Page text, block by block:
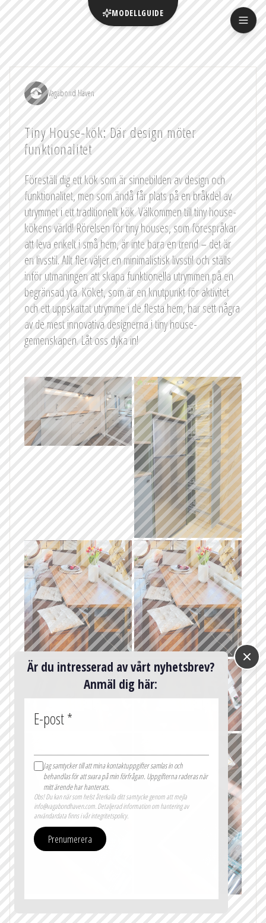
Vagabond Haven
Tiny House-kök: Där design möter
funktionalitet
Föreställ dig ett kök som är sinnebilden av design och
funktionalitet, men som ändå får plats på en bråkdel av
utrymmet i ett traditionellt kök. Välkommen till tiny house-
kökens värld! Rörelsen för tiny houses, som förespråkar
att leva enkelt i små hem, är inte bara en trend – det är
en livsstil. Allt fler väljer en minimalistisk livsstil och ställs
inför utmaningen att skapa funktionella utrymmen på en
begränsad yta. Köket, som är en knutpunkt för aktivitet
och ett uppskattat utrymme i de flesta hem, har sett några
av de mest innovativa designerna i tiny house-
gemenskapen. Låt oss dyka in!
E-post*
Jag samtycker till att mina kontaktuppgifter samlas in och
behandlas för att svara på min förfrågan. Uppgifterna raderas när
mitt ärende har hanterats.
Obs! Du kan när som helst återkalla ditt samtycke genom att mejla
info@vagabondhaven.com. Detaljerad information om hantering av
användardata finns i vår integritetspolicy.
Prenumerera
Är du intresserad av vårt nyhetsbrev?
Anmäl dig här:
MODELLGUIDE